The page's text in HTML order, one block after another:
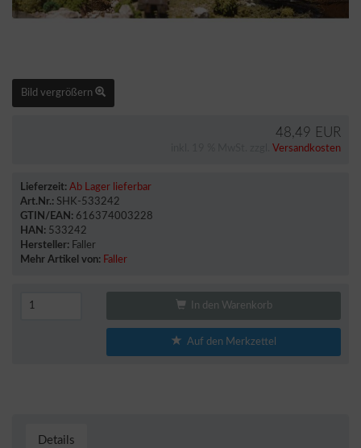
Bild vergrößern
48,49 EUR
Versandkosten
Lieferzeit: Ab Lager lieferbar
Art.Nr.: SHK-533242
GTIN/EAN: 616374003228
HAN: 533242
Hersteller: Faller
Mehr Artikel von: Faller
In den Warenkorb
Auf den Merkzettel
Details